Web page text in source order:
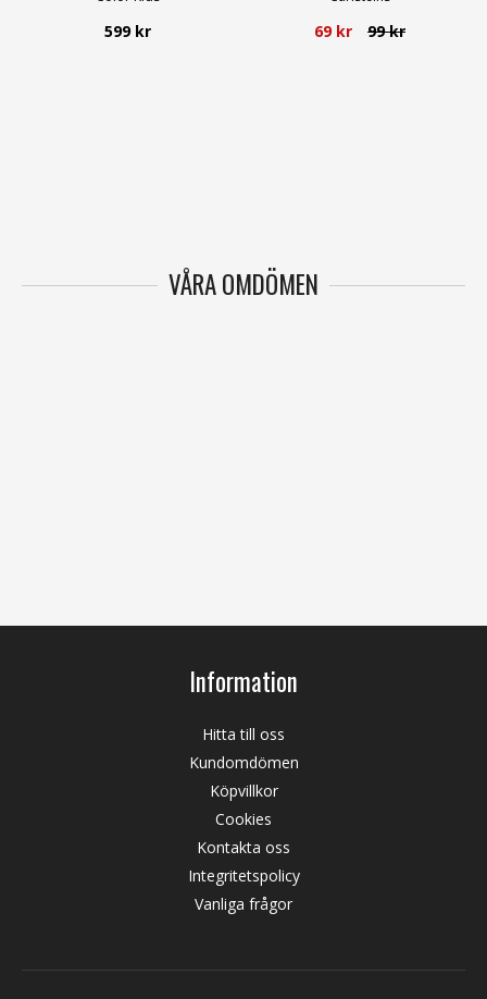
599 kr 69 kr 99 kr
VÅRA OMDÖMEN
Information
Hitta till oss
Kundomdömen
Köpvillkor
Cookies
Kontakta oss
Integritetspolicy
Vanliga frågor